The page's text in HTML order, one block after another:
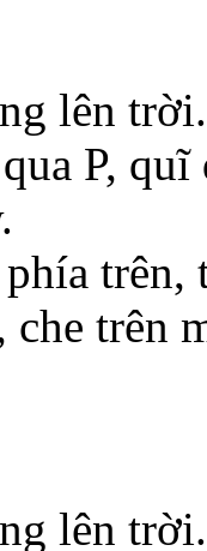
lên trời.
P,
trên,
trên
lên trời.